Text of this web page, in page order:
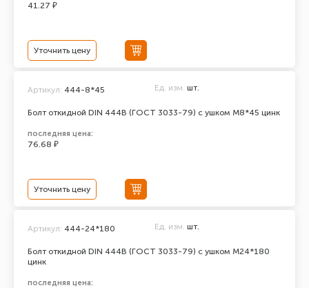
41.27 ₽
Уточнить цену
Болт откидной DIN 444В (ГОСТ 3033-79) с ушком М8*45 цинк
Артикул: 444-8*45 Ед. изм. шт.
последняя цена:
76.68 ₽
Уточнить цену
Болт откидной DIN 444В (ГОСТ 3033-79) с ушком М24*180
цинк
Артикул: 444-24*180 Ед. изм. шт.
последняя цена: